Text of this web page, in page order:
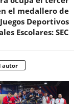
el medallero de
Deportivos
Escolares: SEC
autor